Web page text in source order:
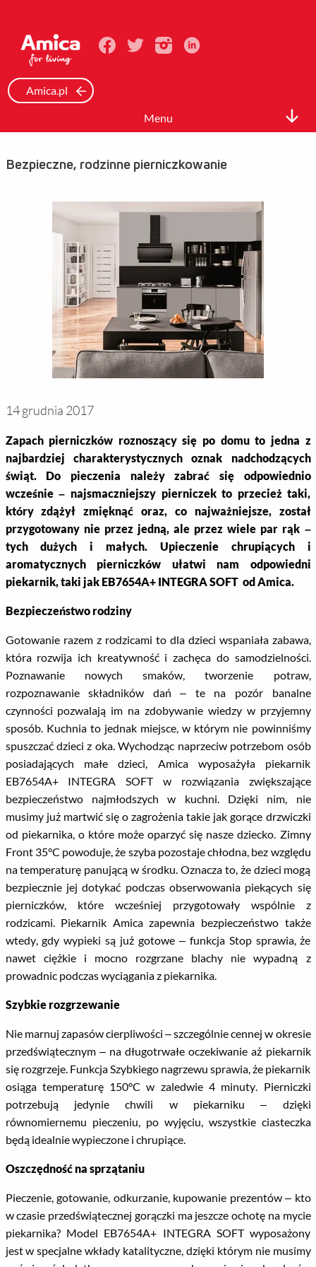
Amica.pl
Menu
Informacje Prasowe
Zdjęcia
Wideo
Mediateka
Kontakt
Bezpieczne, rodzinne pierniczkowanie
14 grudnia 2017
Zapach pierniczków roznoszący się po domu to jedna z
najbardziej charakterystycznych oznak nadchodzących
świąt. Do pieczenia należy zabrać się odpowiednio
wcześnie – najsmaczniejszy pierniczek to przecież taki,
który zdążył zmięknąć oraz, co najważniejsze, został
przygotowany nie przez jedną, ale przez wiele par rąk –
tych dużych i małych. Upieczenie chrupiących i
aromatycznych pierniczków ułatwi nam odpowiedni
piekarnik, taki jak EB7654A+ INTEGRA SOFT od Amica.
Bezpieczeństwo rodziny
Gotowanie razem z rodzicami to dla dzieci wspaniała zabawa,
która rozwija ich kreatywność i zachęca do samodzielności.
Poznawanie nowych smaków, tworzenie potraw,
rozpoznawanie składników dań – te na pozór banalne
czynności pozwalają im na zdobywanie wiedzy w przyjemny
sposób. Kuchnia to jednak miejsce, w którym nie powinniśmy
spuszczać dzieci z oka. Wychodząc naprzeciw potrzebom osób
posiadających małe dzieci, Amica wyposażyła piekarnik
EB7654A+ INTEGRA SOFT w rozwiązania zwiększające
bezpieczeństwo najmłodszych w kuchni. Dzięki nim, nie
musimy już martwić się o zagrożenia takie jak gorące drzwiczki
od piekarnika, o które może oparzyć się nasze dziecko. Zimny
Front 35°C powoduje, że szyba pozostaje chłodna, bez względu
na temperaturę panującą w środku. Oznacza to, że dzieci mogą
bezpiecznie jej dotykać podczas obserwowania piekących się
pierniczków, które wcześniej przygotowały wspólnie z
rodzicami. Piekarnik Amica zapewnia bezpieczeństwo także
wtedy, gdy wypieki są już gotowe – funkcja Stop sprawia, że
nawet ciężkie i mocno rozgrzane blachy nie wypadną z
prowadnic podczas wyciągania z piekarnika.
Szybkie rozgrzewanie
Nie marnuj zapasów cierpliwości – szczególnie cennej w okresie
przedświątecznym – na długotrwałe oczekiwanie aż piekarnik
się rozgrzeje. Funkcja Szybkiego nagrzewu sprawia, że piekarnik
osiąga temperaturę 150°C w zaledwie 4 minuty. Pierniczki
potrzebują jedynie chwili w piekarniku – dzięki
równomiernemu pieczeniu, po wyjęciu, wszystkie ciasteczka
będą idealnie wypieczone i chrupiące.
Oszczędność na sprzątaniu
Pieczenie, gotowanie, odkurzanie, kupowanie prezentów – kto
w czasie przedświątecznej gorączki ma jeszcze ochotę na mycie
piekarnika? Model EB7654A+ INTEGRA SOFT wyposażony
jest w specjalne wkłady katalityczne, dzięki którym nie musimy